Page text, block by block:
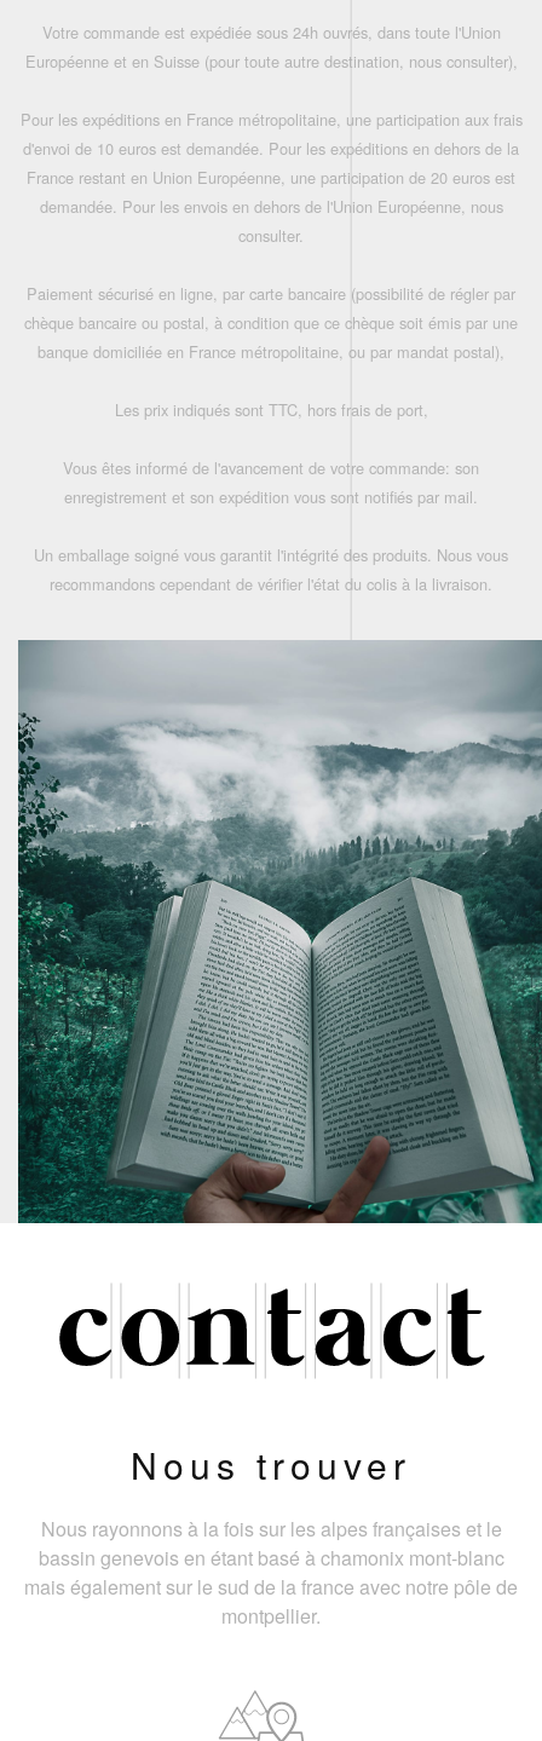
Votre commande est expédiée sous 24h ouvrés, dans toute l'Union
Européenne et en Suisse (pour toute autre destination, nous consulter),
Pour les expéditions en France métropolitaine, une participation aux frais
d'envoi de 10 euros est demandée. Pour les expéditions en dehors de la
France restant en Union Européenne, une participation de 20 euros est
demandée. Pour les envois en dehors de l'Union Européenne, nous
consulter.
Paiement sécurisé en ligne, par carte bancaire (possibilité de régler par
chèque bancaire ou postal, à condition que ce chèque soit émis par une
banque domiciliée en France métropolitaine, ou par mandat postal),
Les prix indiqués sont TTC, hors frais de port,
Vous êtes informé de l'avancement de votre commande: son
enregistrement et son expédition vous sont notifiés par mail.
Un emballage soigné vous garantit l'intégrité des produits. Nous vous
recommandons cependant de vérifier l'état du colis à la livraison.
Nous trouver
Nous rayonnons à la fois sur les alpes françaises et le
bassin genevois en étant basé à chamonix mont-blanc
mais également sur le sud de la france avec notre pôle de
montpellier.